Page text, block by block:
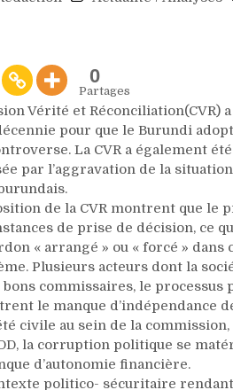
0
Partages
Vérité et Réconciliation(CVR)
pour que le Burundi
La CVR a également
par l’aggravation de la
de la CVR montrent que le
de prise de décision, ce
« arrangé » ou « forcé » dans
Plusieurs acteurs dont la
bons commissaires, le
le manque d’indépendance
civile au sein de la
la corruption politique se
d’autonomie financière.
politico- sécuritaire